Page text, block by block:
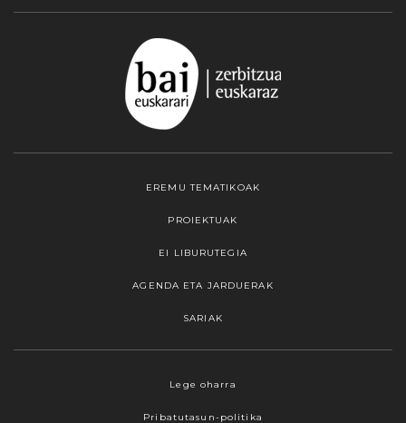
EREMU TEMATIKOAK
PROIEKTUAK
EI LIBURUTEGIA
AGENDA ETA JARDUERAK
SARIAK
Lege oharra
Pribatutasun-politika
Webgune honek cookieak erabiltzen ditu,